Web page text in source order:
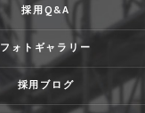
採用Q&A
フォトギャラリー
採用ブログ